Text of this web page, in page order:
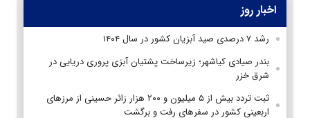
اخبار روز
رشد ۷ درصدی صید آبزیان کشور در سال ۱۴۰۴
بندر صیادی کیاشهر؛ زیرساخت پشتیان آبزی پروری دریایی در
شرق خزر
ثبت تردد بیش از ۵ میلیون و ۲۰۰ هزار زائر حسینی از مرزهای
اربعینی کشور در سفرهای رفت و برگشت